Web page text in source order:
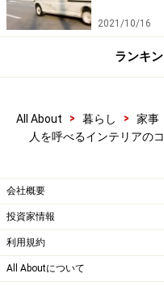
2021/10/16
ランキ
All About > 暮らし > 家事
人を呼べるインテリアの
会社概要
投資家情報
利用規約
All Aboutについて